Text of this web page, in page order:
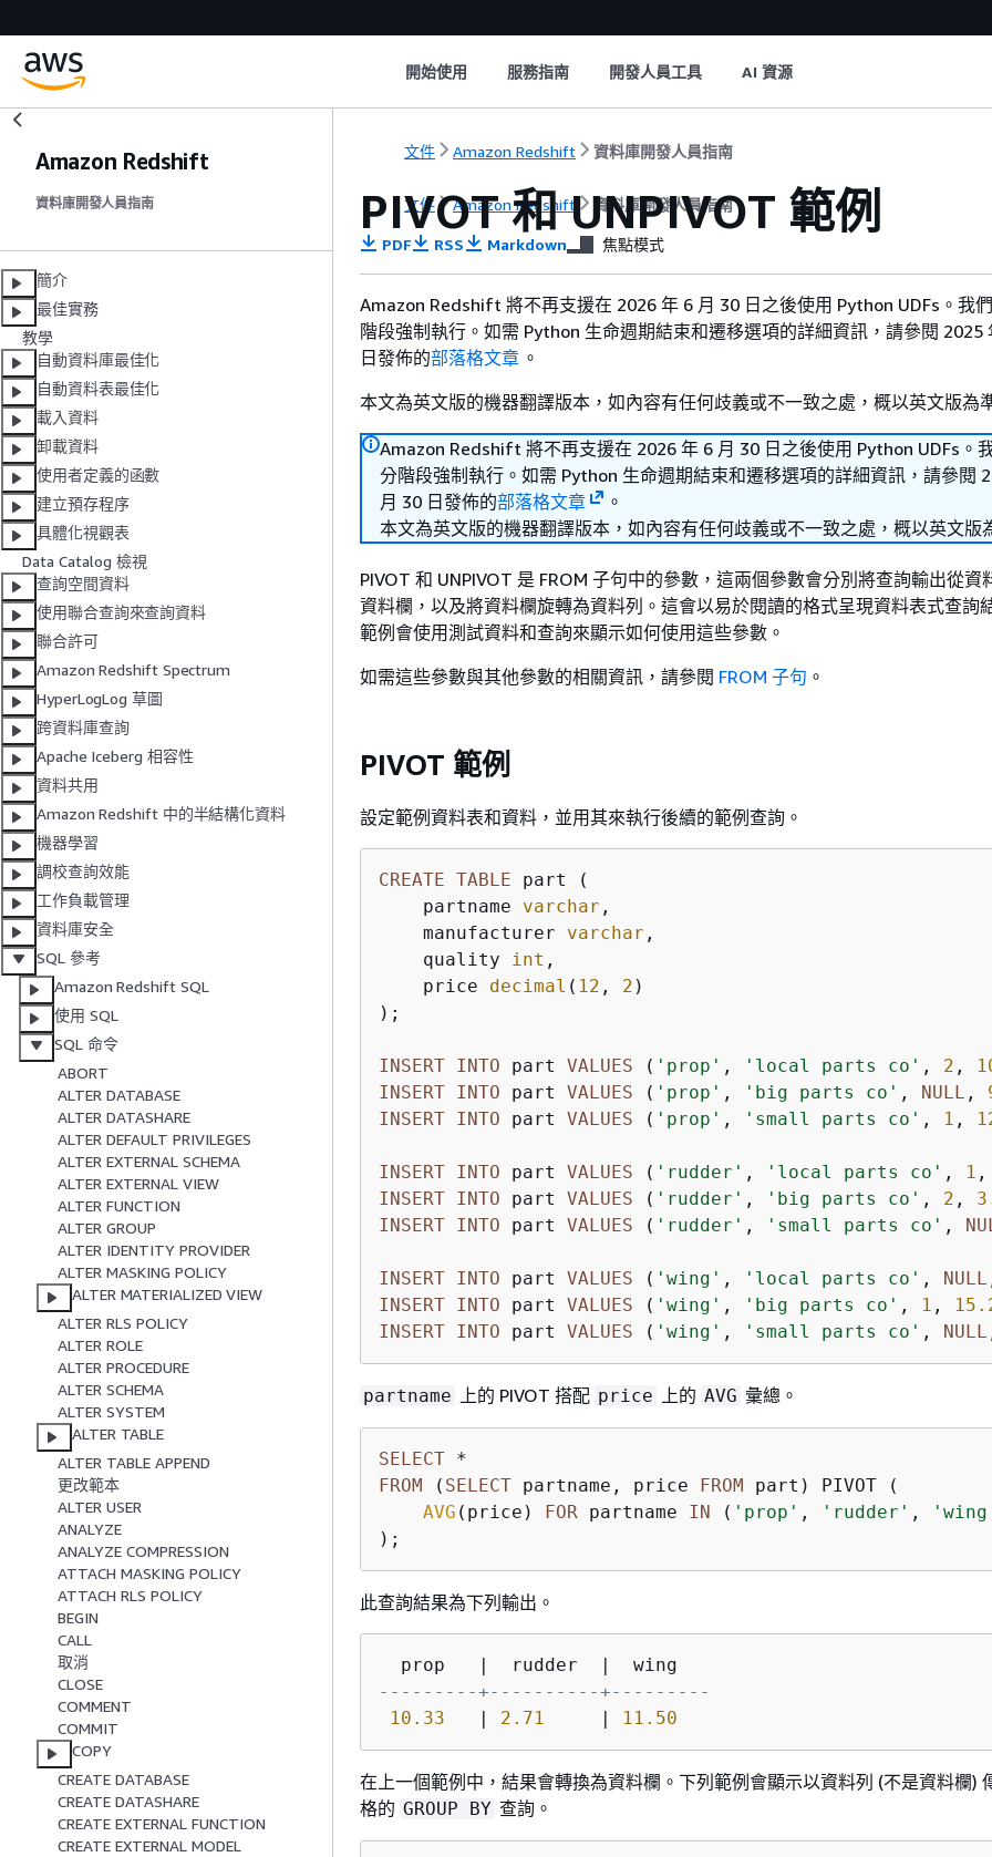
開始使用 服務指南 開發人員工具 AI 資源
Amazon Redshift
資料庫開發人員指南
簡介
最佳實務
教學
自動資料庫最佳化
自動資料表最佳化
載入資料
卸載資料
使用者定義的函數
建立預存程序
具體化視觀表
Data Catalog 檢視
查詢空間資料
使用聯合查詢來查詢資料
聯合許可
Amazon Redshift Spectrum
HyperLogLog 草圖
跨資料庫查詢
Apache Iceberg 相容性
資料共用
Amazon Redshift 中的半結構化資料
機器學習
調校查詢效能
工作負載管理
資料庫安全
SQL 參考
Amazon Redshift SQL
使用 SQL
SQL 命令
ABORT
ALTER DATABASE
ALTER DATASHARE
ALTER DEFAULT PRIVILEGES
ALTER EXTERNAL SCHEMA
ALTER EXTERNAL VIEW
ALTER FUNCTION
ALTER GROUP
ALTER IDENTITY PROVIDER
ALTER MASKING POLICY
ALTER MATERIALIZED VIEW
ALTER RLS POLICY
ALTER ROLE
ALTER PROCEDURE
ALTER SCHEMA
ALTER SYSTEM
ALTER TABLE
ALTER TABLE APPEND
更改範本
ALTER USER
ANALYZE
ANALYZE COMPRESSION
ATTACH MASKING POLICY
ATTACH RLS POLICY
BEGIN
CALL
取消
CLOSE
COMMENT
COMMIT
COPY
CREATE DATABASE
CREATE DATASHARE
CREATE EXTERNAL FUNCTION
CREATE EXTERNAL MODEL
文件 Amazon Redshift 資料庫開發人員指南
文件 Amazon Redshift 資料庫開發人員指南
PIVOT 和 UNPIVOT 範例
PDF RSS Markdown 焦點模式
Amazon Redshift 將不再支援在 2026 年 6 月 30 日之後使用 Python UDFs。我
階段強制執行。如需 Python 生命週期結束和遷移選項的詳細資訊，請參閱 2025
日發佈的部落格文章 。
本文為英文版的機器翻譯版本，如內容有任何歧義或不一致之處，概以英文版為
Amazon Redshift 將不再支援在 2026 年 6 月 30 日之後使用 Python UDFs。
分階段強制執行。如需 Python 生命週期結束和遷移選項的詳細資訊，請參閱
月 30 日發佈的部落格文章
。
本文為英文版的機器翻譯版本，如內容有任何歧義或不一致之處，概以英文版
PIVOT 和 UNPIVOT 是 FROM 子句中的參數，這兩個參數會分別將查詢輸出從資
資料欄，以及將資料欄旋轉為資料列。這會以易於閱讀的格式呈現資料表式查詢
範例會使用測試資料和查詢來顯示如何使用這些參數。
如需這些參數與其他參數的相關資訊，請參閱 FROM 子句 。
PIVOT 範例
設定範例資料表和資料，並用其來執行後續的範例查詢。
CREATE TABLE part (
    partname
varchar ,
    manufacturer
varchar ,
    quality
int ,
    price
decimal ( 12 , 2 )
);
INSERT INTO part VALUES ( 'prop' , 'local parts co' , 2 ,
INSERT INTO part VALUES ( 'prop' , 'big parts co' , NULL ,
INSERT INTO part VALUES ( 'prop' , 'small parts co' , 1 ,
INSERT INTO part VALUES ( 'rudder' , 'local parts co' , 1 ,
INSERT INTO part VALUES ( 'rudder' , 'big parts co' , 2 ,
INSERT INTO part VALUES ( 'rudder' , 'small parts co' ,
INSERT INTO part VALUES ( 'wing' , 'local parts co' , NULL
INSERT INTO part VALUES ( 'wing' , 'big parts co' , 1 ,
INSERT INTO part VALUES ( 'wing' , 'small parts co' , NULL
partname 上的 PIVOT 搭配 price 上的 AVG 彙總。
SELECT *
FROM ( SELECT partname, price FROM part) PIVOT (
AVG (price) FOR partname IN ( 'prop' , 'rudder' ,
);
此查詢結果為下列輸出。
---------+----------+---------
10.33
   |
2.71
     |
11.50
在上一個範例中，結果會轉換為資料欄。下列範例會顯示以資料列 (不是資料欄)
格的 GROUP BY 查詢。